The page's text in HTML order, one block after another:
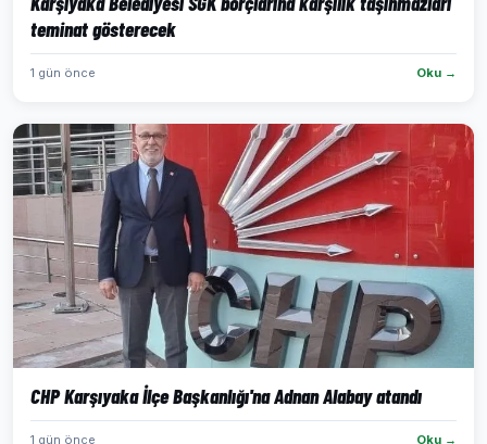
teminat gösterecek
1 gün önce Oku →
CHP Karşıyaka İlçe Başkanlığı'na Adnan Alabay atandı
1 gün önce Oku →